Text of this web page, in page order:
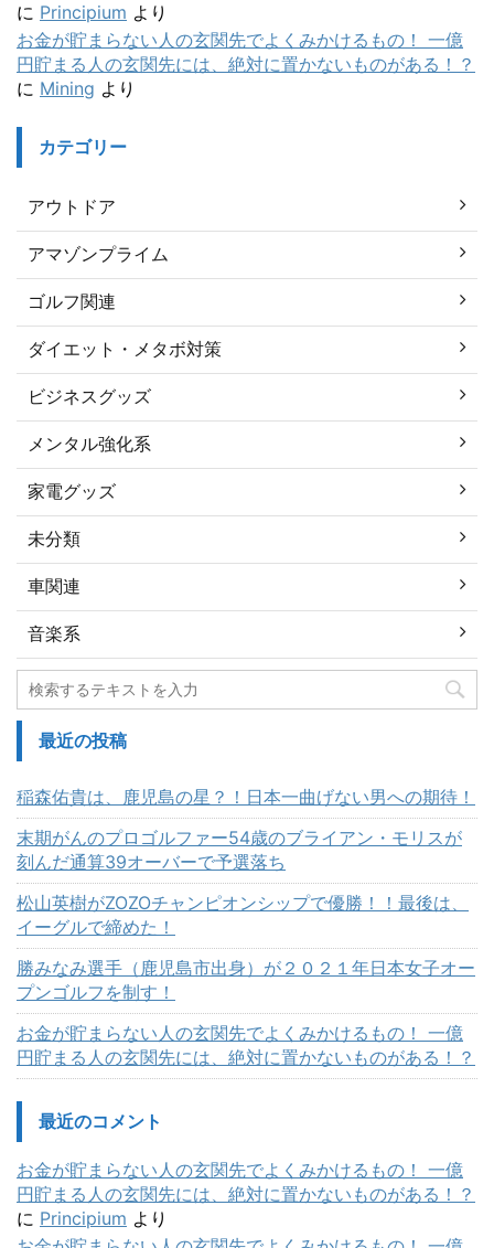
に Principium より
お金が貯まらない人の玄関先でよくみかけるもの！ 一億
円貯まる人の玄関先には、絶対に置かないものがある！？
に Mining より
カテゴリー
アウトドア
アマゾンプライム
ゴルフ関連
ダイエット・メタボ対策
ビジネスグッズ
メンタル強化系
家電グッズ
未分類
車関連
音楽系
最近の投稿
稲森佑貴は、鹿児島の星？！日本一曲げない男への期待！
末期がんのプロゴルファー54歳のブライアン・モリスが
刻んだ通算39オーバーで予選落ち
松山英樹がZOZOチャンピオンシップで優勝！！最後は、
イーグルで締めた！
勝みなみ選手（鹿児島市出身）が２０２１年日本女子オー
プンゴルフを制す！
お金が貯まらない人の玄関先でよくみかけるもの！ 一億
円貯まる人の玄関先には、絶対に置かないものがある！？
最近のコメント
お金が貯まらない人の玄関先でよくみかけるもの！ 一億
円貯まる人の玄関先には、絶対に置かないものがある！？
に Principium より